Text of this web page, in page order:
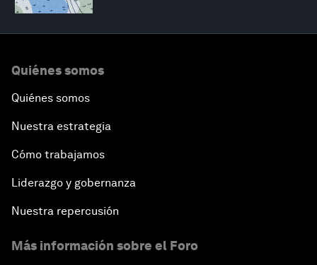
Quiénes somos
Quiénes somos
Nuestra estrategia
Cómo trabajamos
Liderazgo y gobernanza
Nuestra repercusión
Más información sobre el Foro